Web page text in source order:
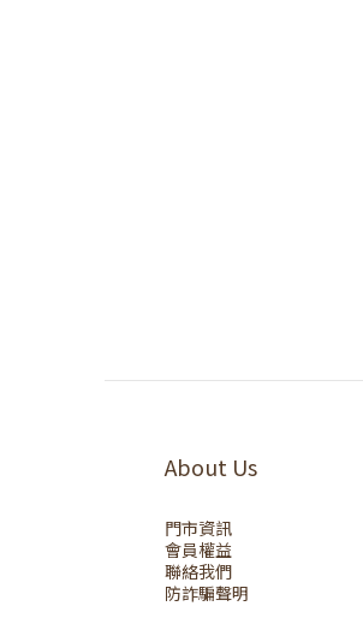
About Us
門市資訊
會員權益
聯絡我們
防詐騙聲明